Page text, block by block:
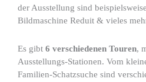
der Ausstellung sind
Bildmaschine Reduit & vieles
Es gibt 6 verschiedenen Touren,
Ausstellungs-Stationen. Vom
Familien-Schatzsuche sind